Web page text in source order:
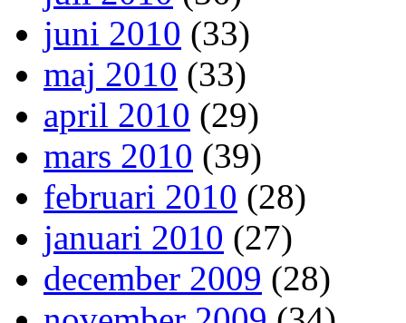
juni 2010 (33)
maj 2010 (33)
april 2010 (29)
mars 2010 (39)
februari 2010 (28)
januari 2010 (27)
december 2009 (28)